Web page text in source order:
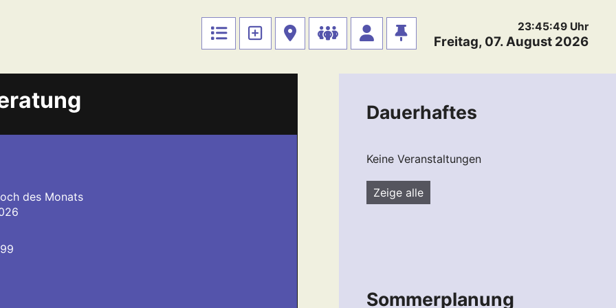
23:45:50 Uhr
Freitag, 07. August 2026
des Monats
Dauerhaftes
Keine Veranstaltungen
Zeige alle
Sommerplanung